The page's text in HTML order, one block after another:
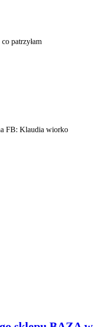
patrzyłam
FB: Klaudia wiorko